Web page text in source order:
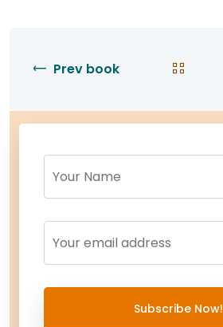
Prev book
Name
Name
Subscribe Now!